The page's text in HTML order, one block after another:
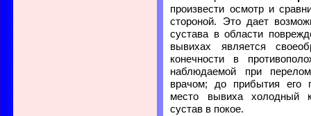
произвести осмотр и
стороной. Это дает
сустава в области
вывихах является
конечности в
наблюдаемой при
врачом; до прибытия его
место вывиха холодный
сустав в покое.